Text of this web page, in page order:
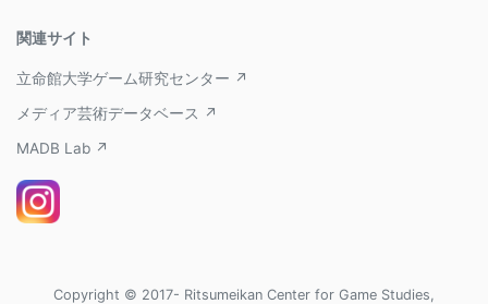
関連サイト
立命館大学ゲーム研究センター ↗
メディア芸術データベース ↗
MADB Lab ↗
Copyright © 2017- Ritsumeikan Center for Game Studies,